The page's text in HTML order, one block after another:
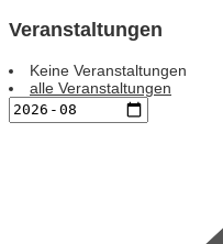
Veranstaltungen
Keine Veranstaltungen
alle Veranstaltungen